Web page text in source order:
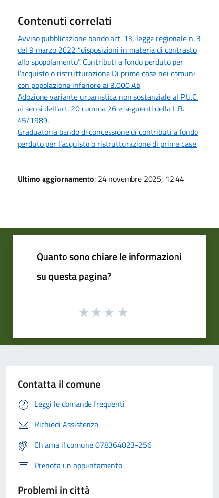
Contenuti correlati
Avviso pubblicazione bando art. 13, legge regionale n. 3
del 9 marzo 2022 “disposizioni in materia di contrasto
allo spopolamento”. Contributi a fondo perduto per
l’acquisto o ristrutturazione Di prime case nei comuni
con popolazione inferiore ai 3.000 Ab
Adozione variante urbanistica non sostanziale al P.U.C.
ai sensi dell'art. 20 comma 26 e seguenti della L.R.
45/1989.
Graduatoria bando di concessione di contributi a fondo
perduto per l’acquisto o ristrutturazione di prime case.
Ultimo aggiornamento: 24 novembre 2025, 12:44
Quanto sono chiare le informazioni
su questa pagina?
Contatta il comune
Leggi le domande frequenti
Richiedi Assistenza
Chiama il comune 078364023-256
Prenota un appuntamento
Problemi in città